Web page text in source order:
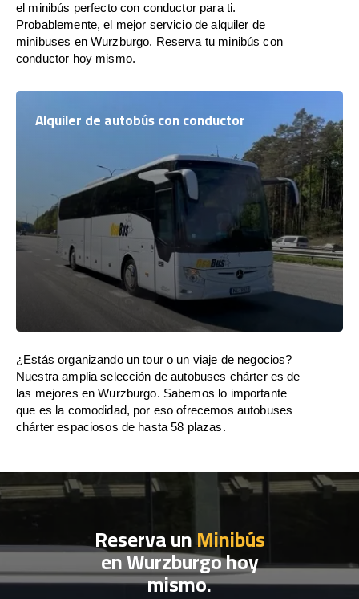
el minibús perfecto con conductor para ti.
Probablemente, el mejor servicio de alquiler de
minibuses en Wurzburgo. Reserva tu minibús con
conductor hoy mismo.
Alquiler de autobús con conductor
¿Estás organizando un tour o un viaje de negocios?
Nuestra amplia selección de autobuses chárter es de
las mejores en Wurzburgo. Sabemos lo importante
que es la comodidad, por eso ofrecemos autobuses
chárter espaciosos de hasta 58 plazas.
Reserva unMinibús
en Wurzburgo hoy
mismo.